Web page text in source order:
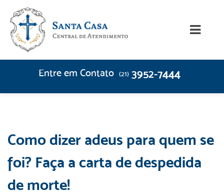
Entre em Contato (21) 3952-7444
Como dizer adeus para quem se
foi? Faça a carta de despedida
de morte!